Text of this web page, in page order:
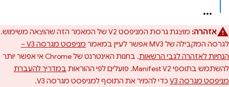
אזהרה:
מוצגת גרסת המניפסט V2 של המאמר הזה שהוצאה משימוש.
לגרסה המקבילה של MV3 אפשר לעיין במאמר
מניפסט מגרסה V3 –
הנחיות לאזהרה לגבי הרשאות
. בחנות האינטרנט של Chrome אי אפשר יותר
להשתמש בתוספי Manifest V2. פועלים לפי ההוראות
במדריך להעברת
מניפסט מגרסה V3
כדי להמיר את התוסף למניפסט מגרסה V3.